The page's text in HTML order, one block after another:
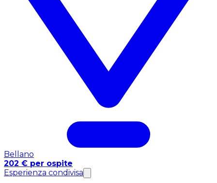
Bellano
202 € per ospite
Esperienza condivisa